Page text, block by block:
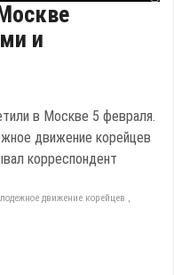
и
в Москве 5 февраля.
движение корейцев
корреспондент
движение корейцев ,